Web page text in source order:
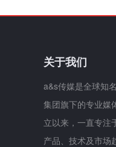
关于我们
a&s传媒是全球知
集团旗下的专业媒
立以来，一直专注
产品、技术及市场